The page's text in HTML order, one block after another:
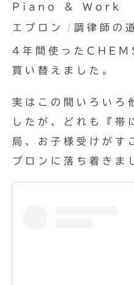
Piano & Work
エプロン 調律師の
4年間使った
買い替えました。
実はこの間いろいろ
したが、どれも『帯
局、お子様受けがす
プロンに落ち着きま